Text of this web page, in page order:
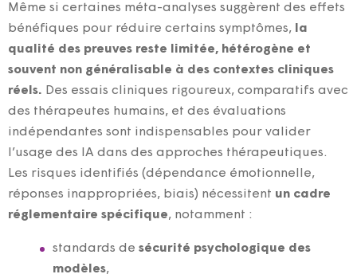
Même si certaines méta-analyses suggèrent des effets
bénéfiques pour réduire certains symptômes,
la
qualité des preuves reste limitée, hétérogène et
souvent non généralisable à des contextes cliniques
réels. Des essais cliniques rigoureux, comparatifs avec
des thérapeutes humains, et des évaluations
indépendantes sont indispensables pour valider
l’usage des IA dans des approches thérapeutiques.
Les risques identifiés (dépendance émotionnelle,
réponses inappropriées, biais) nécessitent un cadre
réglementaire spécifique, notamment :
standards de sécurité psychologique des
modèles,